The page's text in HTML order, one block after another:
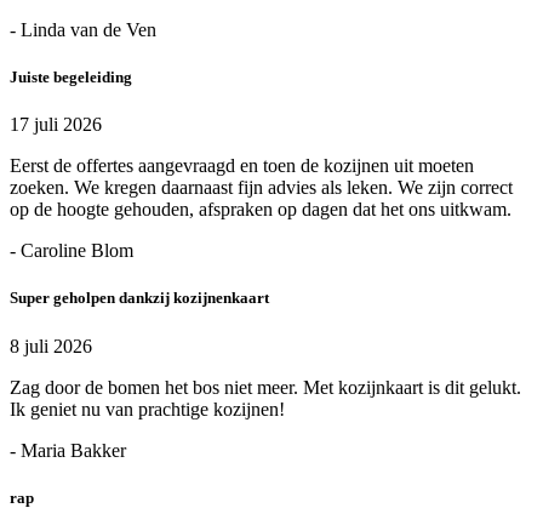
- Linda van de Ven
Juiste begeleiding
17 juli 2026
Eerst de offertes aangevraagd en toen de kozijnen uit moeten
zoeken. We kregen daarnaast fijn advies als leken. We zijn correct
op de hoogte gehouden, afspraken op dagen dat het ons uitkwam.
- Caroline Blom
Super geholpen dankzij kozijnenkaart
8 juli 2026
Zag door de bomen het bos niet meer. Met kozijnkaart is dit gelukt.
Ik geniet nu van prachtige kozijnen!
- Maria Bakker
rap